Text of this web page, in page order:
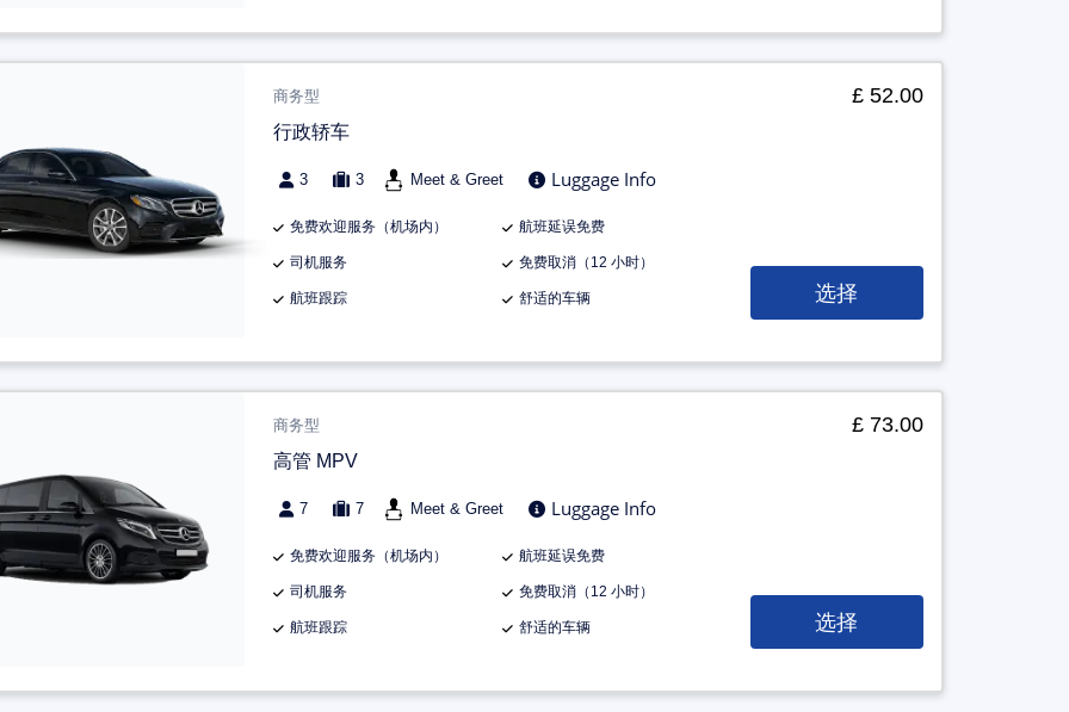
商务型
行政轿车
3 3 Meet & Greet Luggage Info
免费欢迎服务（机场内） 航班延误免费
司机服务 免费取消（12 小时）
航班跟踪 舒适的车辆
£ 52.00
选择
商务型
高管 MPV
7 7 Meet & Greet Luggage Info
免费欢迎服务（机场内） 航班延误免费
司机服务 免费取消（12 小时）
航班跟踪 舒适的车辆
£ 73.00
选择